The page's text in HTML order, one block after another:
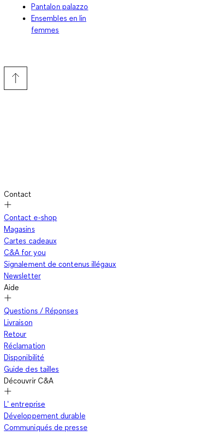
Pantalon palazzo
Ensembles en lin
femmes
Contact
Contact e-shop
Magasins
Cartes cadeaux
C&A for you
Signalement de contenus illégaux
Newsletter
Aide
Questions / Réponses
Livraison
Retour
Réclamation
Disponibilité
Guide des tailles
Découvrir C&A
L' entreprise
Développement durable
Communiqués de presse